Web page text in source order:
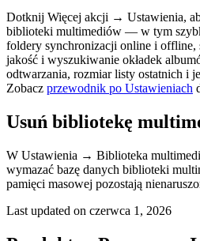
Dotknij Więcej akcji → Ustawienia,
biblioteki multimediów — w tym
foldery synchronizacji online i offline,
jakość i wyszukiwanie okładek
odtwarzania, rozmiar listy ostatnich i
Zobacz przewodnik po Ustawieniach
Usuń bibliotekę
W Ustawienia → Biblioteka
wymazać bazę danych biblioteki
pamięci masowej pozostają
Last updated on czerwca 1, 2026